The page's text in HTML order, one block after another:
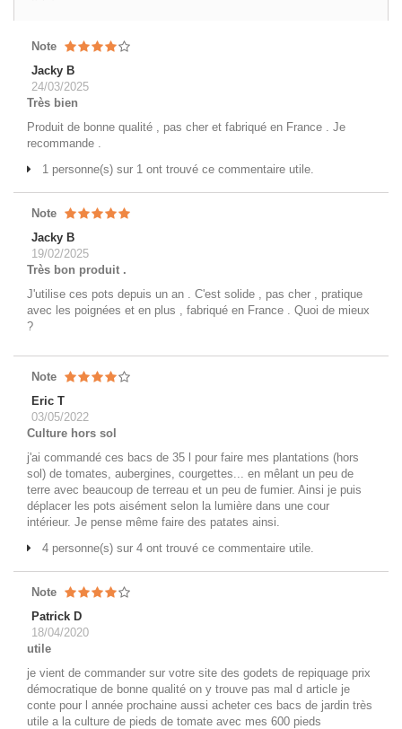
Note
Jacky B
24/03/2025
Très bien
Produit de bonne qualité , pas cher et fabriqué en France . Je
recommande .
1 personne(s) sur 1 ont trouvé ce commentaire utile.
Note
Jacky B
19/02/2025
Très bon produit .
J'utilise ces pots depuis un an . C'est solide , pas cher , pratique
avec les poignées et en plus , fabriqué en France . Quoi de mieux
?
Note
Eric T
03/05/2022
Culture hors sol
j'ai commandé ces bacs de 35 l pour faire mes plantations (hors
sol) de tomates, aubergines, courgettes... en mêlant un peu de
terre avec beaucoup de terreau et un peu de fumier. Ainsi je puis
déplacer les pots aisément selon la lumière dans une cour
intérieur. Je pense même faire des patates ainsi.
4 personne(s) sur 4 ont trouvé ce commentaire utile.
Note
Patrick D
18/04/2020
utile
je vient de commander sur votre site des godets de repiquage prix
démocratique de bonne qualité on y trouve pas mal d article je
conte pour l année prochaine aussi acheter ces bacs de jardin très
utile a la culture de pieds de tomate avec mes 600 pieds